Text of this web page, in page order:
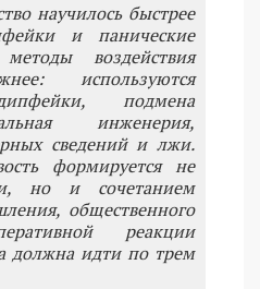
научилось быстрее
и панические
воздействия
используются
подмена
инженерия,
сведений и лжи.
формируется не
но и сочетанием
общественного
реакции
должна идти по трем